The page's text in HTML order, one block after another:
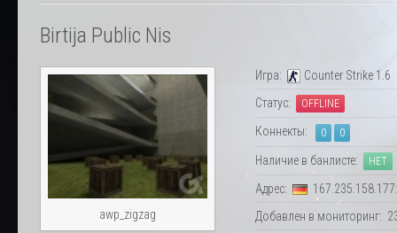
Birtija Public Nis
awp_zigzag
Игра:
Counter Strike 1.6
Статус:
OFFLINE
Коннекты: 0 0
Наличие в банлисте: НЕТ
Адрес:
Добавлен в мониторинг: